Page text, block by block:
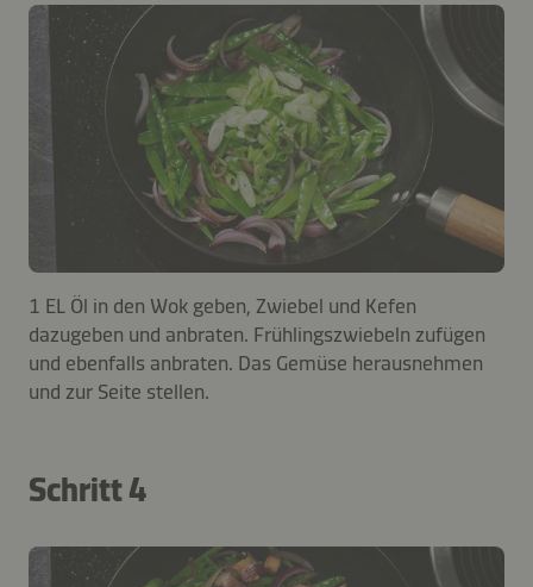
1 EL Öl in den Wok geben, Zwiebel und Kefen
dazugeben und anbraten. Frühlingszwiebeln zufügen
und ebenfalls anbraten. Das Gemüse herausnehmen
und zur Seite stellen.
Schritt 4